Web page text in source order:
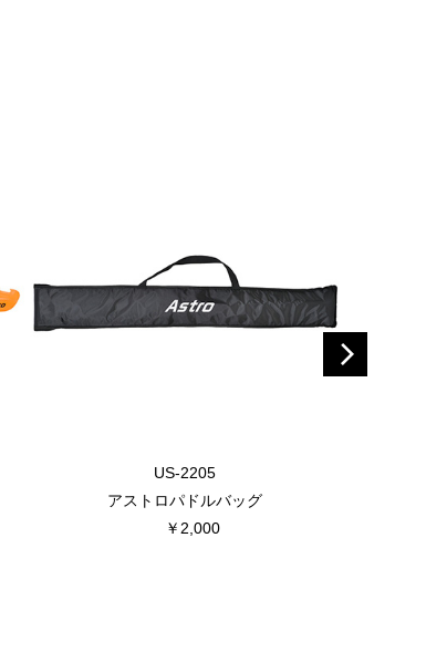
US-2205
アストロパドルバッグ
￥2,000